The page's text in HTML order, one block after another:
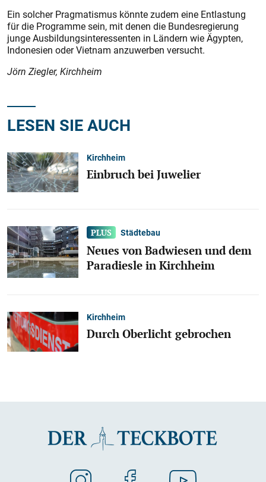
Ein solcher Pragmatismus könnte zudem eine Entlastung
für die Programme sein, mit denen die Bundesregierung
junge Ausbildungsinteressenten in Ländern wie Ägypten,
Indonesien oder Vietnam anzuwerben versucht.
Jörn Ziegler, Kirchheim
LESEN SIE AUCH
Kirchheim
Einbruch bei Juwelier
Städtebau
Neues von Badwiesen und dem
Paradiesle in Kirchheim
Kirchheim
Durch Oberlicht gebrochen